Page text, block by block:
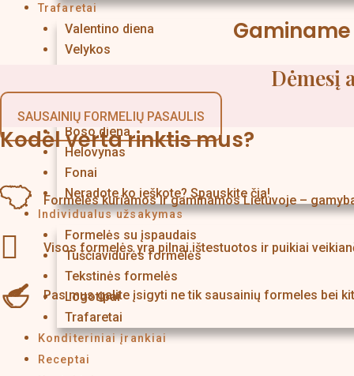
Trafaretai
Valentino diena
Velykos
Rugsėjo 1-oji, Mokytojų diena
Mamos, Tėvo diena
Boso diena
Helovynas
Fonai
Neradote ko ieškote? Spauskite čia!
Individualus užsakymas
Formelės su įspaudais
Tuščiavidurės formelės
Tekstinės formelės
Logotipai
Trafaretai
Konditeriniai įrankiai
Receptai
Dėmesį
SAUSAINIŲ FORMELIŲ PASAULIS
Kodėl verta rinktis mus?
Formelės kuriamos ir gaminamos Lietuvoje –
Visos formelės yra pilnai ištestuotos ir puikiai
Pas mus galite įsigyti ne tik sausainių formeles bei